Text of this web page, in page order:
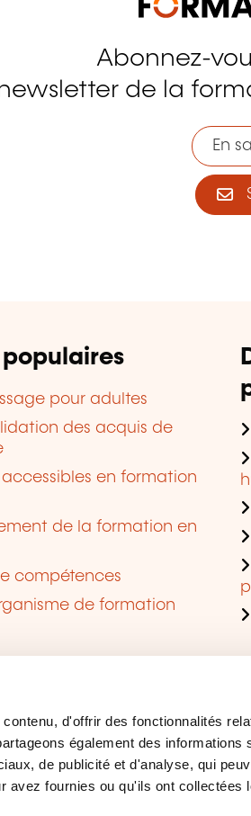
d'offrir des fonctionnalités
également des informations
de publicité et d'analyse, qui
fournies ou qu'ils ont collectées
Abonnez-
de la
En
pour adultes
des acquis de
en formation
de la formation en
compétences
de formation